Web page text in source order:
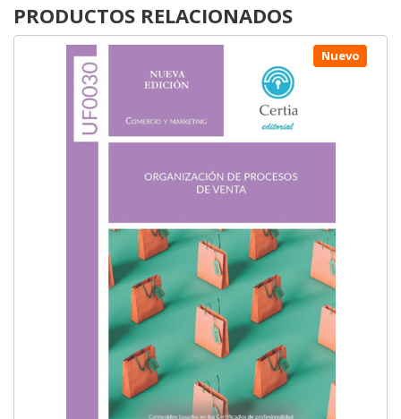
PRODUCTOS RELACIONADOS
Nuevo